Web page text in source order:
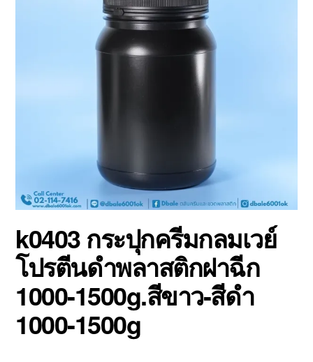
k0403 กระปุกครีมกลมเวย์
โปรตีนดำพลาสติกฝาฉีก
1000-1500g.สีขาว-สีดำ
1000-1500g